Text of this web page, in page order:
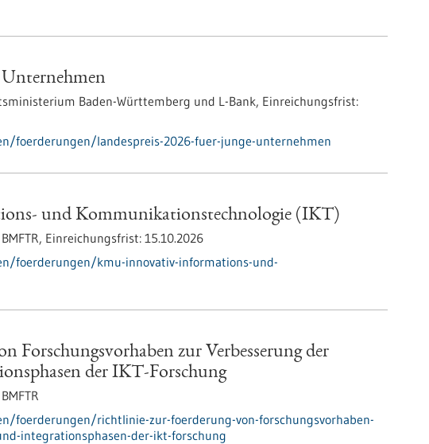
Unternehmen
Baden-Württemberg und L-Bank, Einreichungsfrist:
foerderungen/landespreis-2026-fuer-junge-unternehmen
und Kommunikationstechnologie (IKT)
BMFTR, Einreichungsfrist: 15.10.2026
foerderungen/kmu-innovativ-informations-und-
Forschungsvorhaben zur Verbesserung der
der IKT-Forschung
BMFTR
foerderungen/richtlinie-zur-foerderung-von-forschungsvorhaben-
integrationsphasen-der-ikt-forschung